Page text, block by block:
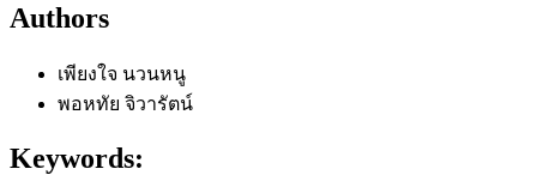
Authors
เพียงใจ นวนหนู
พอหทัย จิวารัตน์
Keywords: